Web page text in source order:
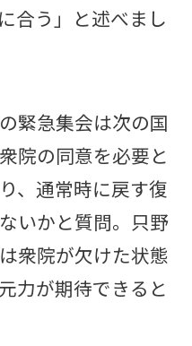
合う」と述べまし
緊急集会は次の国
院の同意を必要と
、通常時に戻す復
いかと質問。只野
衆院が欠けた状態
力が期待できると